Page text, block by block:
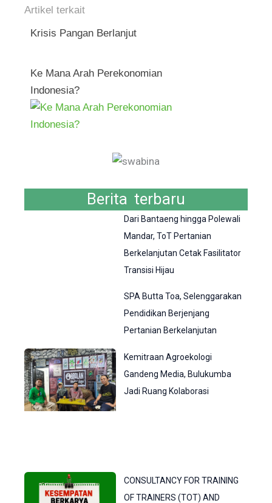
Artikel terkait
Krisis Pangan Berlanjut
Ke Mana Arah Perekonomian
Indonesia?
Berita terbaru
Dari Bantaeng hingga Polewali
Mandar, ToT Pertanian
Berkelanjutan Cetak Fasilitator
Transisi Hijau
SPA Butta Toa, Selenggarakan
Pendidikan Berjenjang
Pertanian Berkelanjutan
Kemitraan Agroekologi
Gandeng Media, Bulukumba
Jadi Ruang Kolaborasi
CONSULTANCY FOR TRAINING
OF TRAINERS (TOT) AND